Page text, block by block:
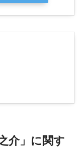
介」に関す